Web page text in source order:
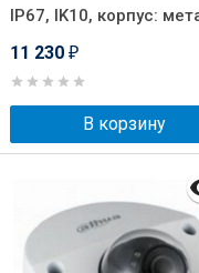
IP67, IK10, корпус:
11 230 ₽
В корзину